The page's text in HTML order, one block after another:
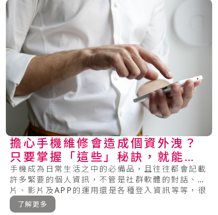
擔心手機維修會造成個資外洩？
只要掌握「這些」秘訣，就能保
護你的手機安全！
手機成為日常生活之中的必備品，且往往都會記載
許多緊要的個人資訊，不管是社群軟體的對話、相
片、影片及APP的運用還是各種登入資訊等等，很
多.....
了解更多